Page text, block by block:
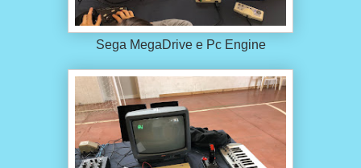
Sega MegaDrive e Pc Engine